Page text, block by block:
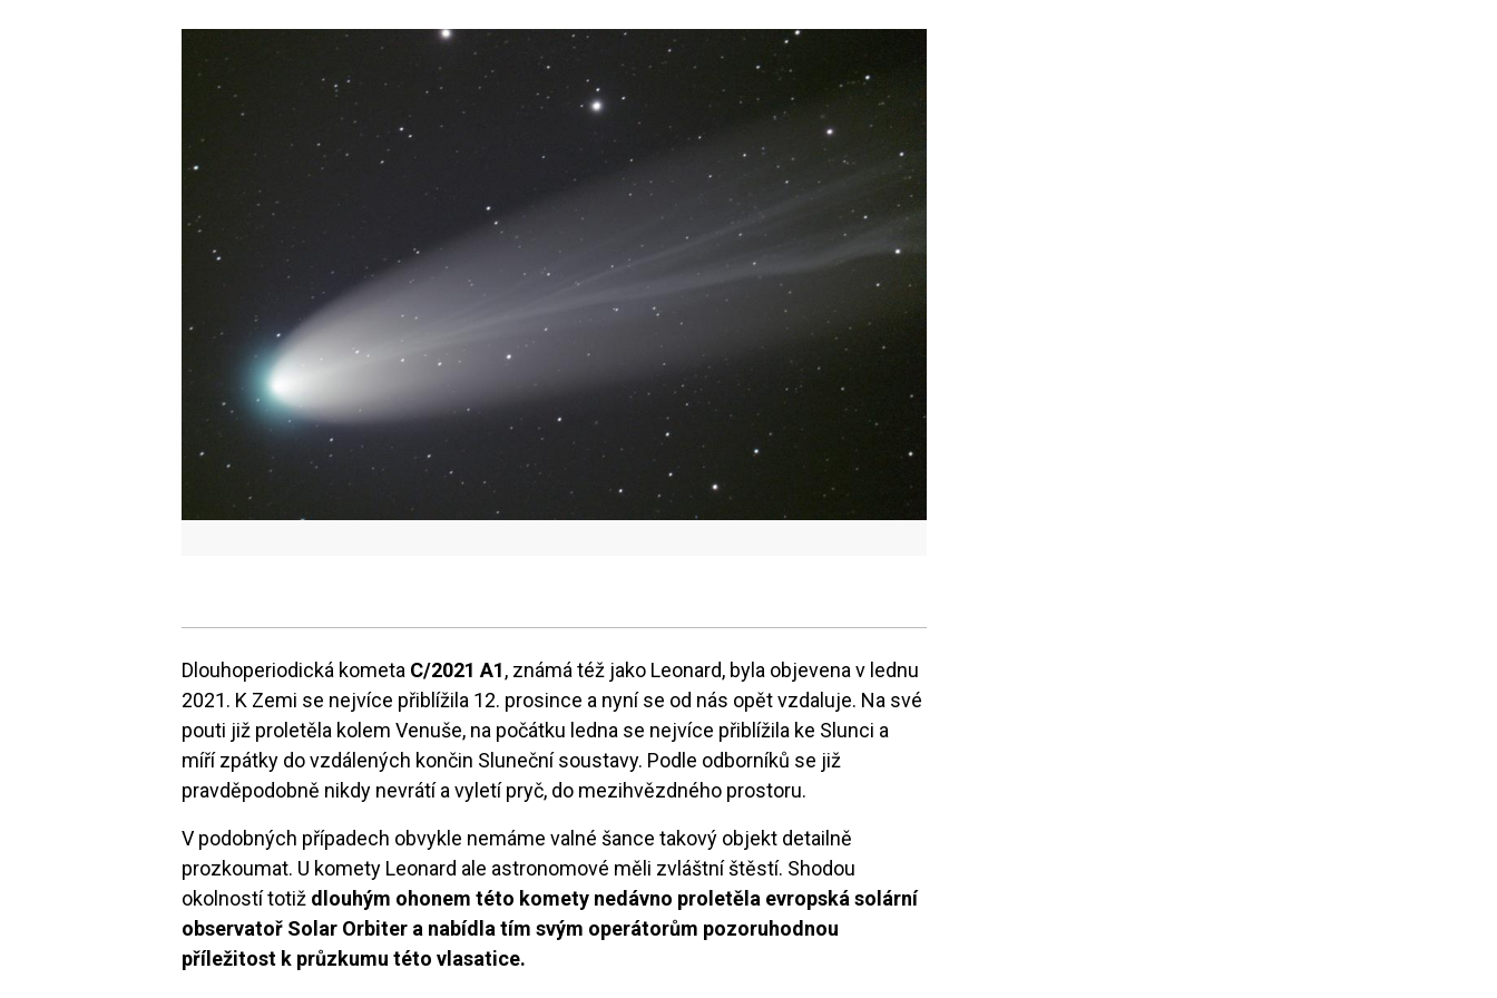
Dlouhoperiodická kometa C/2021 A1, známá též jako Leonard, byla objevena v lednu
2021. K Zemi se nejvíce přiblížila 12. prosince a nyní se od nás opět vzdaluje. Na své
pouti již proletěla kolem Venuše, na počátku ledna se nejvíce přiblížila ke Slunci a
míří zpátky do vzdálených končin Sluneční soustavy. Podle odborníků se již
pravděpodobně nikdy nevrátí a vyletí pryč, do mezihvězdného prostoru.
V podobných případech obvykle nemáme valné šance takový objekt detailně
prozkoumat. U komety Leonard ale astronomové měli zvláštní štěstí. Shodou
okolností totiž dlouhým ohonem této komety nedávno proletěla evropská solární
observatoř Solar Orbiter a nabídla tím svým operátorům pozoruhodnou
příležitost k průzkumu této vlasatice.